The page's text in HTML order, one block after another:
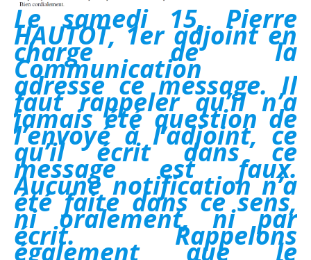
Le samedi 15, Pierre
HAUTOT, 1er adjoint en
charge de la
Communication
adresse ce message. Il
faut rappeler qu’il n’a
jamais été question de
l’envoyé à l’adjoint, ce
qu’il écrit dans ce
message est faux.
Aucune notification n’a
été faite dans ce sens,
ni oralement, ni par
écrit. Rappelons
également que le